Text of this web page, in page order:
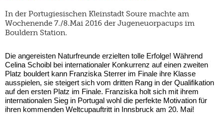
In der Portugiesischen Kleinstadt Soure machte am
Wochenende 7./8.Mai 2016 der Jugeneuorpacups im
Bouldern Station.
Die angereisten Naturfreunde erzielten tolle Erfolge! Während
Celina Schoibl bei internationaler Konkurrenz auf einen zweiten
Platz bouldert kann Franziska Sterrer im Finale ihre Klasse
ausspielen, sie steigert sich vom dritten Rang in der Qualifikation
auf den ersten Platz im Finale. Franziska holt sich mit ihrem
internationalen Sieg in Portugal wohl die perfekte Motivation für
ihren kommenden Weltcupauftritt in Innsbruck am 20. Mai!